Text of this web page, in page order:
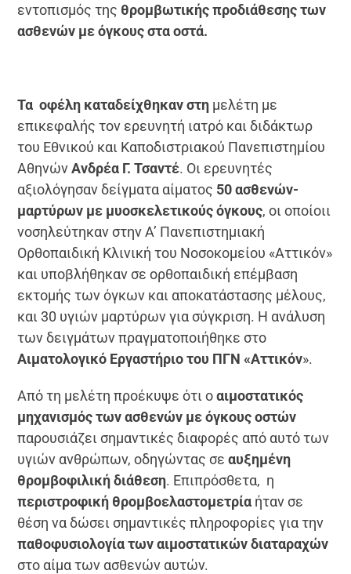
εντοπισμός της θρομβωτικής προδιάθεσης των
ασθενών με όγκους στα οστά.
Τα οφέλη καταδείχθηκαν στη μελέτη με
επικεφαλής τον ερευνητή ιατρό και διδάκτωρ
του Εθνικού και Καποδιστριακού Πανεπιστημίου
ΑθηνώνΑνδρέα Γ. Τσαντέ. Οι ερευνητές
αξιολόγησαν δείγματα αίματος 50 ασθενών-
μαρτύρων με μυοσκελετικούς όγκους, οι οποίοιι
νοσηλεύτηκαν στην Α’ Πανεπιστημιακή
Ορθοπαιδική Κλινική του Νοσοκομείου «Αττικόν»
και υποβλήθηκαν σε ορθοπαιδική επέμβαση
εκτομής των όγκων και αποκατάστασης μέλους,
και 30 υγιών μαρτύρων για σύγκριση. Η ανάλυση
των δειγμάτων πραγματοποιήθηκε στο
Αιματολογικό Εργαστήριο του ΠΓΝ «Αττικόν».
Από τη μελέτη προέκυψε ότι οαιμοστατικός
μηχανισμός των ασθενών με όγκους οστών
παρουσιάζει σημαντικές διαφορές από αυτό των
υγιών ανθρώπων, οδηγώντας σεαυξημένη
θρομβοφιλική διάθεση. Επιπρόσθετα, η
περιστροφική θρομβοελαστομετρία ήταν σε
θέση να δώσει σημαντικές πληροφορίες για την
παθοφυσιολογία των αιμοστατικών διαταραχών
στο αίμα των ασθενών αυτών.